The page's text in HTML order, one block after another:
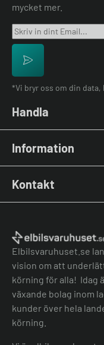
mycket mer.
*Vi bryr oss om din data,
Handla
Laddkablar
Kabelhållare
Stolpar & Fästen
Information
Lastbalansering
Grön teknik bidrag
Jämför laddboxar
Köpvillkor
Kontakt
Elbilsvaruhuset.se
vision om att
körning för alla! Idag
växande bolag inom
kunder över hela
körning.